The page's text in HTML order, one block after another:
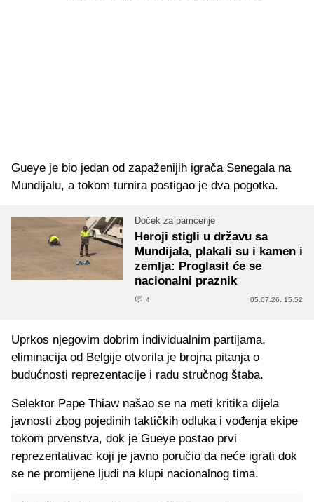
Gueye je bio jedan od zapaženijih igrača Senegala na
Mundijalu, a tokom turnira postigao je dva pogotka.
Doček za pamćenje
Heroji stigli u državu sa
Mundijala, plakali su i kamen i
zemlja: Proglasit će se
nacionalni praznik
4 05.07.26. 15:52
Uprkos njegovim dobrim individualnim partijama,
eliminacija od Belgije otvorila je brojna pitanja o
budućnosti reprezentacije i radu stručnog štaba.
Selektor Pape Thiaw našao se na meti kritika dijela
javnosti zbog pojedinih taktičkih odluka i vođenja ekipe
tokom prvenstva, dok je Gueye postao prvi
reprezentativac koji je javno poručio da neće igrati dok
se ne promijene ljudi na klupi nacionalnog tima.